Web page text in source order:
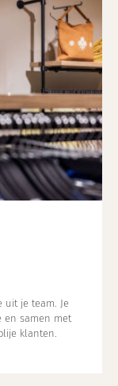
je team. Je
en samen met
klanten.